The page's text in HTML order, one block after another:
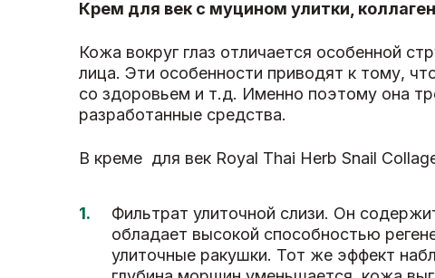
Крем для век с муцином улитки,
Кожа вокруг глаз отличается особенной
лица. Эти особенности приводят к тому,
со здоровьем и т.д. Именно поэтому она
разработанные средства.
В креме для век Royal Thai Herb Snail
Фильтрат улиточной слизи. Он
обладает высокой способностью
улиточные ракушки. Тот же эффект